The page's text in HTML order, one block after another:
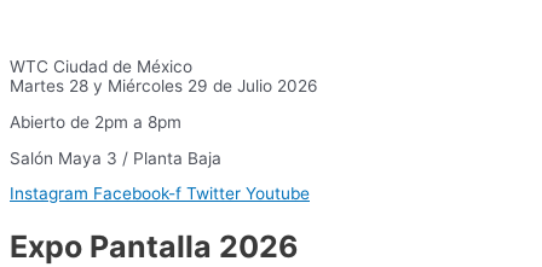
WTC Ciudad de México
Martes 28 y Miércoles 29 de Julio 2026
Abierto de 2pm a 8pm
Salón Maya 3 / Planta Baja
Instagram Facebook-f Twitter Youtube
Expo Pantalla 2026